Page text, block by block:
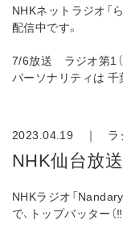
NHKネットラジオ「
配信中です。
7/6放送 ラジオ第1（
パーソナリティは 千
2023.04.19 ｜ ラ
NHK仙台放
NHKラジオ「
で、トップバッター